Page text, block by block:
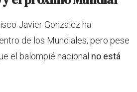
Javier González ha
de los Mundiales, pero pese
el balompié nacional no está